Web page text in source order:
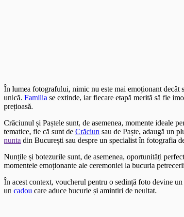
În lumea fotografului, nimic nu este mai emoționant
unică. Familia se extinde, iar fiecare etapă merită să fie
prețioasă.
Crăciunul și Paștele sunt, de asemenea, momente ideale
tematice, fie că sunt de Crăciun sau de Paște, adaugă un
nunta din București sau despre un specialist în fotografia
Nunțile și botezurile sunt, de asemenea, oportunități
momentele emoționante ale ceremoniei la bucuria
În acest context, voucherul pentru o sedință foto devine un
un cadou care aduce bucurie și amintiri de neuitat.